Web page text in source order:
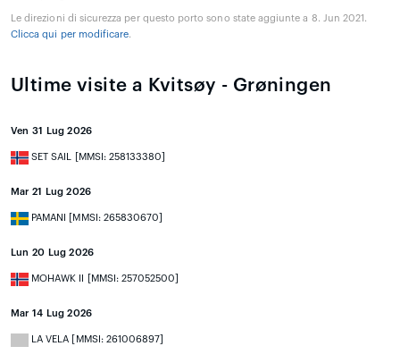
Le direzioni di sicurezza per questo porto sono state aggiunte a 8. Jun 2021.
Clicca qui per modificare.
Ultime visite a Kvitsøy - Grøningen
Ven 31 Lug 2026
SET SAIL [MMSI: 258133380]
Mar 21 Lug 2026
PAMANI [MMSI: 265830670]
Lun 20 Lug 2026
MOHAWK II [MMSI: 257052500]
Mar 14 Lug 2026
LA VELA [MMSI: 261006897]